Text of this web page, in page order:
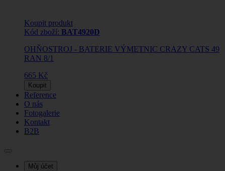
Koupit produkt
Kód zboží: BAT4920D
OHŇOSTROJ - BATERIE VÝMETNIC CRAZY CATS 49
RAN 8/1
665 Kč
Koupit
Reference
O nás
Fotogalerie
Kontakt
B2B
Můj účet